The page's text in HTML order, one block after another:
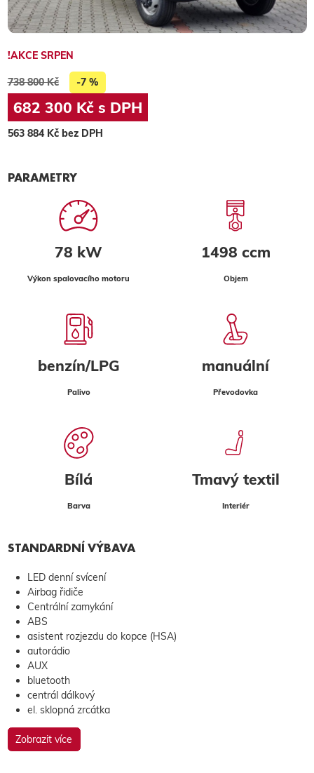
!AKCE SRPEN
738 800 Kč -7 %
682 300 Kč s DPH
563 884 Kč bez DPH
PARAMETRY
78 kW
Výkon spalovacího motoru
1498 ccm
Objem
benzín/LPG
Palivo
manuální
Převodovka
Bílá
Barva
Tmavý textil
Interiér
STANDARDNÍ VÝBAVA
LED denní svícení
Airbag řidiče
Centrální zamykání
ABS
asistent rozjezdu do kopce (HSA)
autorádio
AUX
bluetooth
centrál dálkový
el. sklopná zrcátka
Zobrazit více